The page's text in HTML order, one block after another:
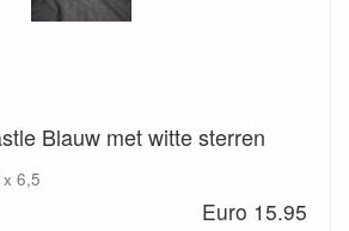
Blauw met witte sterren
6,5
Euro 15.95